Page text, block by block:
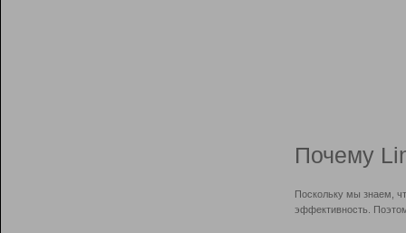
Почему
Поскольку мы знаем,
эффективность.